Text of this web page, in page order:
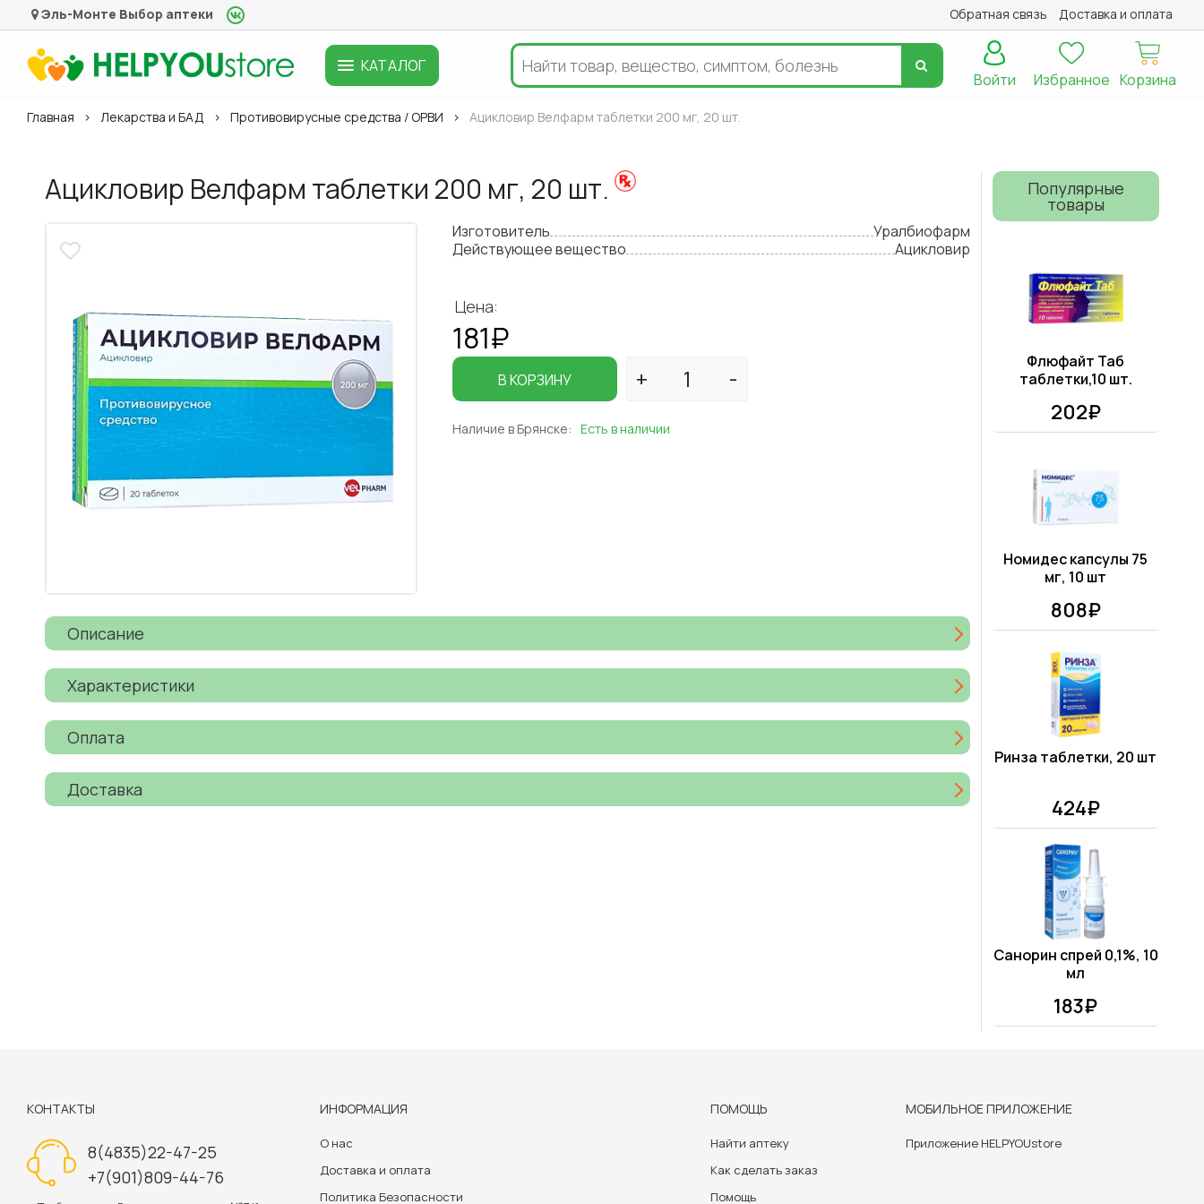
Эль-Монте Выбор аптеки Обратная связь Доставка и оплата
КАТАЛОГ
Корзина
Избранное
Войти
Главная Лекарства и БАД Противовирусные средства / ОРВИ Ацикловир Велфарм таблетки 200 мг, 20 шт.
Ацикловир Велфарм таблетки 200 мг, 20 шт.
Изготовитель
Уралбиофарм
Действующее вещество
Ацикловир
Цена:
181₽
В КОРЗИНУ
Наличие в Брянске: Есть в наличии
Описание
Характеристики
Оплата
Доставка
Популярные
товары
Флюфайт Таб
таблетки,10 шт.
202₽
Номидес капсулы 75
мг, 10 шт
808₽
Ринза таблетки, 20 шт
424₽
Санорин спрей 0,1%, 10
мл
183₽
КОНТАКТЫ
8(4835)22-47-25
+7(901)809-44-76
ИНФОРМАЦИЯ
О нас
Доставка и оплата
Политика Безопасности
ПОМОЩЬ
Найти аптеку
Как сделать заказ
Помощь
МОБИЛЬНОЕ ПРИЛОЖЕНИЕ
Приложение HELPYOUstore